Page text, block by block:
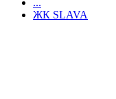
...
ЖК SLAVA